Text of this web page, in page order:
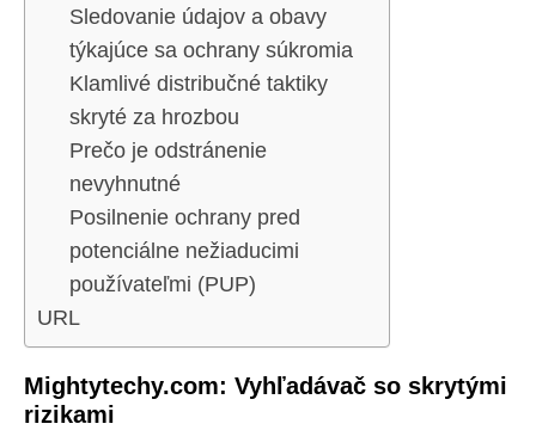
Sledovanie údajov a obavy
týkajúce sa ochrany súkromia
Klamlivé distribučné taktiky
skryté za hrozbou
Prečo je odstránenie
nevyhnutné
Posilnenie ochrany pred
potenciálne nežiaducimi
používateľmi (PUP)
URL
Mightytechy.com: Vyhľadávač so skrytými
rizikami